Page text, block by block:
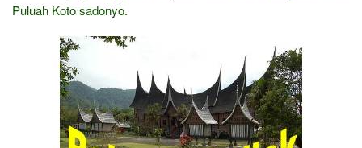
Puluah Koto sadonyo.